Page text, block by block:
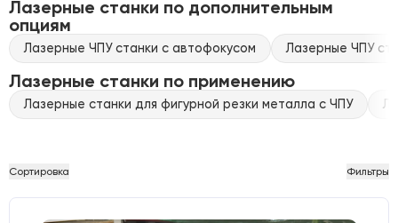
Лазерные станки по дополнительным
опциям
Лазерные ЧПУ станки с автофокусом Лазерные ЧПУ
Лазерные станки по применению
Лазерные станки для фигурной резки металла с ЧПУ
Сортировка Фильтры